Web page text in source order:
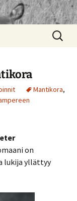
Haku:
Mantikora,
on
lukija yllättyy